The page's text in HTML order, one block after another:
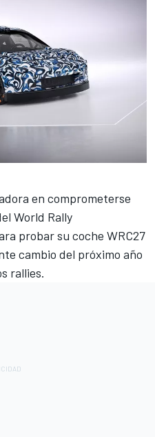
en comprometerse
World Rally
probar su coche WRC27
cambio del próximo año
rallies.